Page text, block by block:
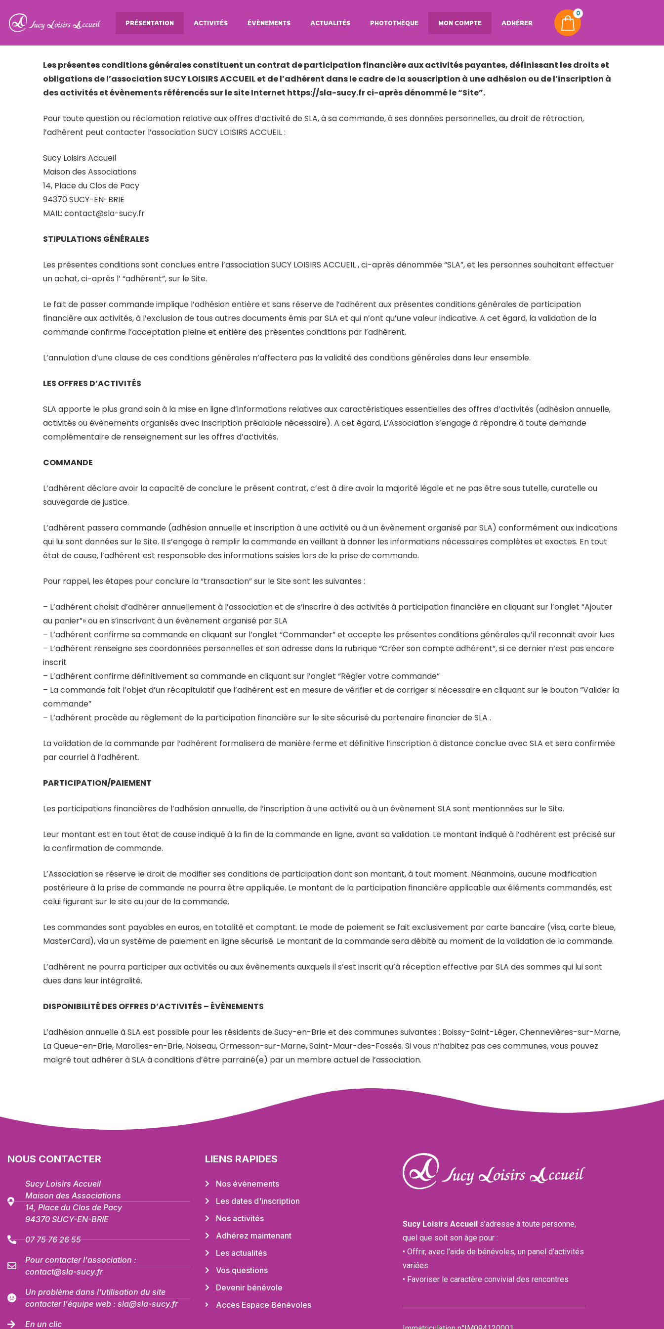
PRÉSENTATION ACTIVITÉS ÉVÈNEMENTS ACTUALITÉS PHOTOTHÈQUE MON COMPTE ADHÉRER
0
CONDITIONS GÉNÉRALES DE SOUSCRIPTION EN LIGNE
Les présentes conditions générales constituent un contrat de participation financière aux activités payantes, définissant les droits et
obligations de l’association SUCY LOISIRS ACCUEIL et de l’adhérent dans le cadre de la souscription à une adhésion ou de l’inscription à
des activités et évènements référencés sur le site Internet https://sla-sucy.fr ci-après dénommé le “Site”.
Pour toute question ou réclamation relative aux offres d’activité de SLA, à sa commande, à ses données personnelles, au droit de rétraction,
l’adhérent peut contacter l’association SUCY LOISIRS ACCUEIL :
Sucy Loisirs Accueil
Maison des Associations
14, Place du Clos de Pacy
94370 SUCY-EN-BRIE
MAIL: contact@sla-sucy.fr
STIPULATIONS GÉNÉRALES
Les présentes conditions sont conclues entre l’association SUCY LOISIRS ACCUEIL , ci-après dénommée “SLA”, et les personnes souhaitant effectuer
un achat, ci-après l’ “adhérent”, sur le Site.
Le fait de passer commande implique l’adhésion entière et sans réserve de l’adhérent aux présentes conditions générales de participation
financière aux activités, à l’exclusion de tous autres documents émis par SLA et qui n’ont qu’une valeur indicative. A cet égard, la validation de la
commande confirme l’acceptation pleine et entière des présentes conditions par l’adhérent.
L’annulation d’une clause de ces conditions générales n’affectera pas la validité des conditions générales dans leur ensemble.
LES OFFRES D’ACTIVITÉS
SLA apporte le plus grand soin à la mise en ligne d’informations relatives aux caractéristiques essentielles des offres d’activités (adhésion annuelle,
activités ou évènements organisés avec inscription préalable nécessaire). A cet égard, L’Association s’engage à répondre à toute demande
complémentaire de renseignement sur les offres d’activités.
COMMANDE
L’adhérent déclare avoir la capacité de conclure le présent contrat, c’est à dire avoir la majorité légale et ne pas être sous tutelle, curatelle ou
sauvegarde de justice.
L’adhérent passera commande (adhésion annuelle et inscription à une activité ou à un évènement organisé par SLA) conformément aux indications
qui lui sont données sur le Site. Il s’engage à remplir la commande en veillant à donner les informations nécessaires complètes et exactes. En tout
état de cause, l’adhérent est responsable des informations saisies lors de la prise de commande.
Pour rappel, les étapes pour conclure la “transaction” sur le Site sont les suivantes :
– L’adhérent choisit d’adhérer annuellement à l’association et de s’inscrire à des activités à participation financière en cliquant sur l’onglet “Ajouter
au panier”» ou en s’inscrivant à un évènement organisé par SLA
– L’adhérent confirme sa commande en cliquant sur l’onglet “Commander” et accepte les présentes conditions générales qu’il reconnait avoir lues
– L’adhérent renseigne ses coordonnées personnelles et son adresse dans la rubrique “Créer son compte adhérent”, si ce dernier n’est pas encore
inscrit
– L’adhérent confirme définitivement sa commande en cliquant sur l’onglet “Régler votre commande”
– La commande fait l’objet d’un récapitulatif que l’adhérent est en mesure de vérifier et de corriger si nécessaire en cliquant sur le bouton “Valider la
commande”
– L’adhérent procède au règlement de la participation financière sur le site sécurisé du partenaire financier de SLA .
La validation de la commande par l’adhérent formalisera de manière ferme et définitive l’inscription à distance conclue avec SLA et sera confirmée
par courriel à l’adhérent.
PARTICIPATION/PAIEMENT
Les participations financières de l’adhésion annuelle, de l’inscription à une activité ou à un évènement SLA sont mentionnées sur le Site.
Leur montant est en tout état de cause indiqué à la fin de la commande en ligne, avant sa validation. Le montant indiqué à l’adhérent est précisé sur
la confirmation de commande.
L’Association se réserve le droit de modifier ses conditions de participation dont son montant, à tout moment. Néanmoins, aucune modification
postérieure à la prise de commande ne pourra être appliquée. Le montant de la participation financière applicable aux éléments commandés, est
celui figurant sur le site au jour de la commande.
Les commandes sont payables en euros, en totalité et comptant. Le mode de paiement se fait exclusivement par carte bancaire (visa, carte bleue,
MasterCard), via un système de paiement en ligne sécurisé. Le montant de la commande sera débité au moment de la validation de la commande.
L’adhérent ne pourra participer aux activités ou aux évènements auxquels il s’est inscrit qu’à réception effective par SLA des sommes qui lui sont
dues dans leur intégralité.
DISPONIBILITÉ DES OFFRES D’ACTIVITÉS – ÉVÈNEMENTS
L’adhésion annuelle à SLA est possible pour les résidents de Sucy-en-Brie et des communes suivantes : Boissy-Saint-Léger, Chennevières-sur-Marne,
La Queue-en-Brie, Marolles-en-Brie, Noiseau, Ormesson-sur-Marne, Saint-Maur-des-Fossés. Si vous n’habitez pas ces communes, vous pouvez
malgré tout adhérer à SLA à conditions d’être parrainé(e) par un membre actuel de l’association.
NOUS CONTACTER
Sucy Loisirs Accueil
Maison des Associations
14, Place du Clos de Pacy
94370 SUCY-EN-BRIE
07 75 76 26 55
Pour contacter l'association :
contact@sla-sucy.fr
Un problème dans l'utilisation du site
contacter l'équipe web : sla@sla-sucy.fr
En un clic
LIENS RAPIDES
Nos évènements
Les dates d'inscription
Nos activités
Adhérez maintenant
Les actualités
Vos questions
Devenir bénévole
Accès Espace Bénévoles
Sucy Loisirs Accueils’adresse à toute personne,
quel que soit son âge pour :
• Offrir, avec l’aide de bénévoles, un panel d’activités
variées
• Favoriser le caractère convivial des rencontres